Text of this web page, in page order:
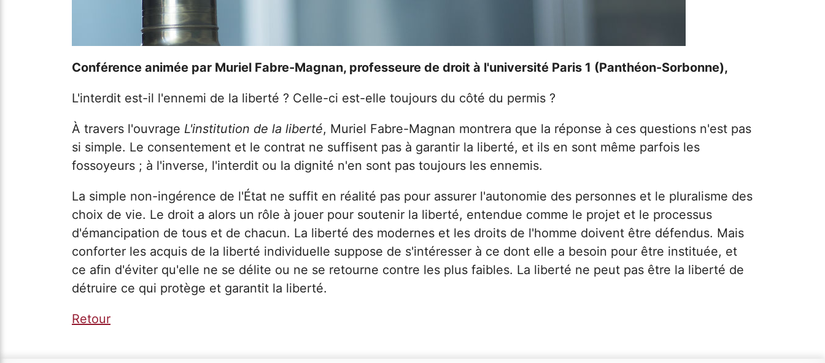
Conférence animée par Muriel Fabre-Magnan, professeure de droit à l'université Paris 1 (Panthéon-Sorbonne),
L'interdit est-il l'ennemi de la liberté ? Celle-ci est-elle toujours du côté du permis ?
À travers l'ouvrage L'institution de la liberté, Muriel Fabre-Magnan montrera que la réponse à ces questions n'est pas
si simple. Le consentement et le contrat ne suffisent pas à garantir la liberté, et ils en sont même parfois les
fossoyeurs ; à l'inverse, l'interdit ou la dignité n'en sont pas toujours les ennemis.
La simple non-ingérence de l'État ne suffit en réalité pas pour assurer l'autonomie des personnes et le pluralisme des
choix de vie. Le droit a alors un rôle à jouer pour soutenir la liberté, entendue comme le projet et le processus
d'émancipation de tous et de chacun. La liberté des modernes et les droits de l'homme doivent être défendus. Mais
conforter les acquis de la liberté individuelle suppose de s'intéresser à ce dont elle a besoin pour être instituée, et
ce afin d'éviter qu'elle ne se délite ou ne se retourne contre les plus faibles. La liberté ne peut pas être la liberté de
détruire ce qui protège et garantit la liberté.
Retour